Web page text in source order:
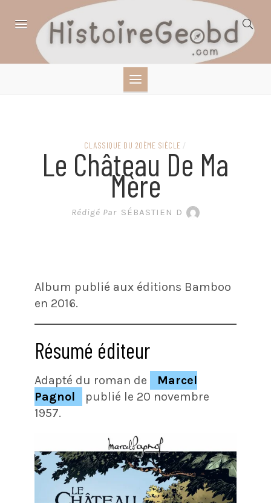
SCIENCES,
LITTÉRATURE EN
BANDE DESSINÉE
CLASSIQUE DU 20ÈME SIÈCLE /
Le Château De Ma
Mère
Rédigé Par SÉBASTIEN D
Album publié aux éditions Bamboo
en 2016.
Résumé éditeur
Adapté du roman de
Marcel
Pagnol
publié le 20 novembre
1957.